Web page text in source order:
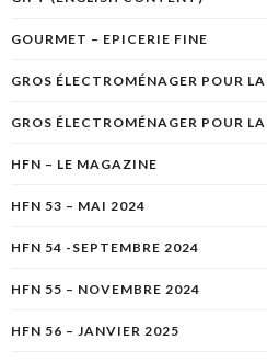
GOURMET – EPICERIE FINE
GROS ÉLECTROMÉNAGER POUR
GROS ÉLECTROMÉNAGER POUR
HFN – LE MAGAZINE
HFN 53 – MAI 2024
HFN 54 -SEPTEMBRE 2024
HFN 55 – NOVEMBRE 2024
HFN 56 – JANVIER 2025